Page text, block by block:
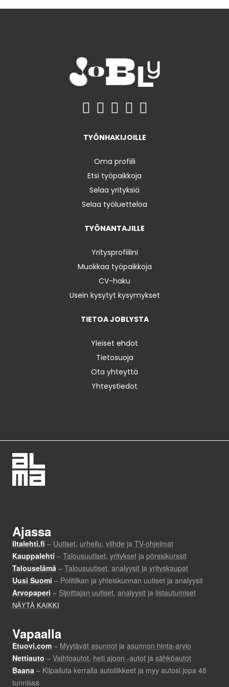
TYÖNHAKIJOILLE
Oma profiili
Etsi työpaikkoja
Selaa yrityksiä
Selaa työluetteloa
TYÖNANTAJILLE
Yritysprofiilini
Muokkaa työpaikkoja
CV-haku
Usein kysytyt kysymykset
TIETOA JOBLYSTA
Yleiset ehdot
Tietosuoja
Ota yhteyttä
Yhteystiedot